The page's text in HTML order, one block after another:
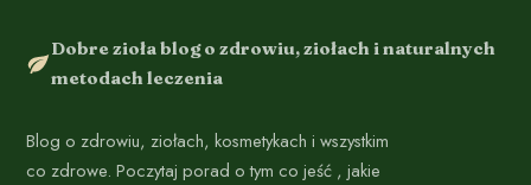
Dobre zioła blog o zdrowiu, ziołach i naturalnych
metodach leczenia
Blog o zdrowiu, ziołach, kosmetykach i wszystkim
co zdrowe. Poczytaj porad o tym co jeść , jakie